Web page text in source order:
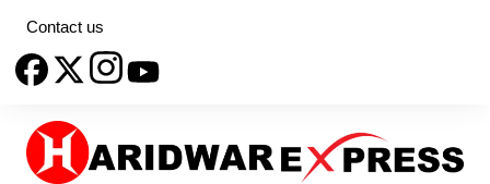
content
Contact us